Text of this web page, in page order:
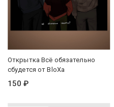
Открытка Всё обязательно
сбудется от BloXa
150 ₽